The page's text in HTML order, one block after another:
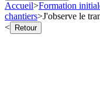
Accueil>Formation
chantiers>J'observe le
<
Retour